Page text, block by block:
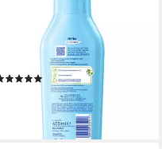
48h+ Feuchtigkeit Kühlend
Hyaluron, 2-tlg., mit Bio-Aloe
Vera, Vitamin E und Hyaluron
(1)
lieferbar - in 2-3 Werktagen bei dir